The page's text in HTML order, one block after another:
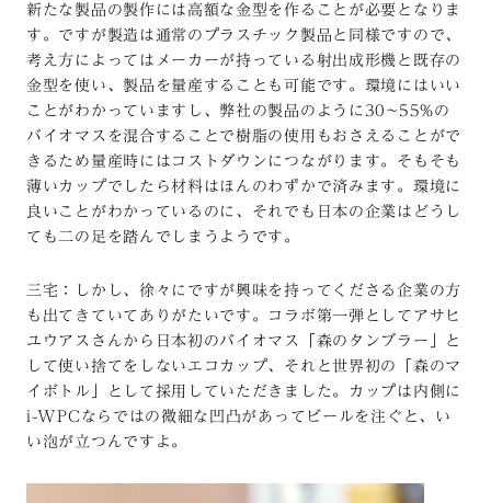
新たな製品の製作には高額な金型を作ることが必要となりま
す。ですが製造は通常のプラスチック製品と同様ですので、
考え方によってはメーカーが持っている射出成形機と既存の
金型を使い、製品を量産することも可能です。環境にはいい
ことがわかっていますし、弊社の製品のように30~55%の
バイオマスを混合することで樹脂の使用もおさえることがで
きるため量産時にはコストダウンにつながります。そもそも
薄いカップでしたら材料はほんのわずかで済みます。環境に
良いことがわかっているのに、それでも日本の企業はどうし
ても二の足を踏んでしまうようです。
三宅：しかし、徐々にですが興味を持ってくださる企業の方
も出てきていてありがたいです。コラボ第一弾としてアサヒ
ユウアスさんから日本初のバイオマス「森のタンブラー」と
して使い捨てをしないエコカップ、それと世界初の「森のマ
イボトル」として採用していただきました。カップは内側に
i-WPCならではの微細な凹凸があってビールを注ぐと、い
い泡が立つんですよ。